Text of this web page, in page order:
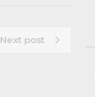
Next post